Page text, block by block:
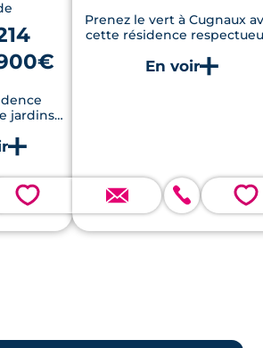
jardins
et
de
💗
Prenez le vert à Cugnaux
cette résidence
logements labellisés
ses jardins partagés
💗